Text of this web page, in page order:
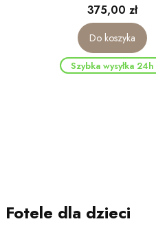
Cena
375,00 zł
Do koszyka
Szybka wysyłka 24h
Fotele dla dzieci